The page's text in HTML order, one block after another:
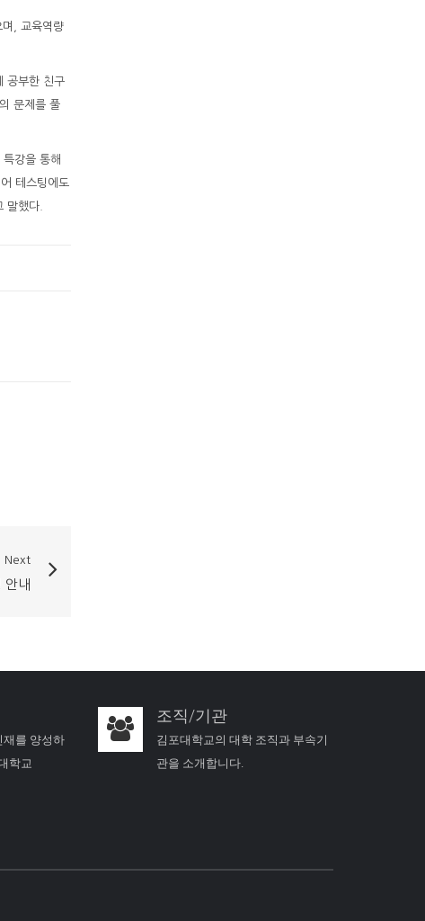
, 교육역량
공부한 친구
문제를 풀
강을 통해
테스팅에도
말했다.
Next
안내
재를 양성하
학교
조직/기관
김포대학교의 대학 조직과 부속기
관을 소개합니다.